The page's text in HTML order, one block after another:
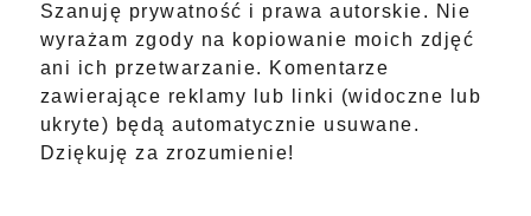
Szanuję prywatność i prawa autorskie. Nie
wyrażam zgody na kopiowanie moich zdjęć
ani ich przetwarzanie. Komentarze
zawierające reklamy lub linki (widoczne lub
ukryte) będą automatycznie usuwane.
Dziękuję za zrozumienie!